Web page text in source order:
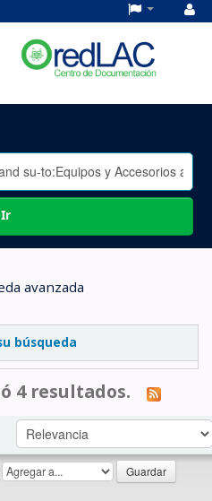
Ir
avanzada
búsqueda
4 resultados.